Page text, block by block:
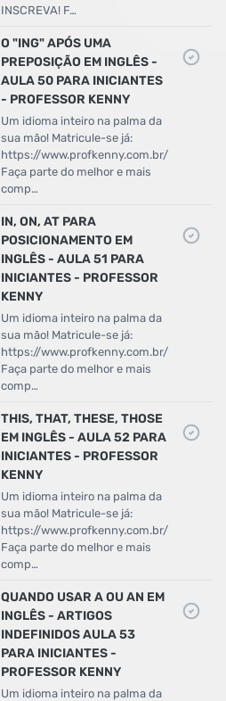
INSCREVA! F…
O "ING" APÓS UMA
PREPOSIÇÃO EM INGLÊS -
AULA 50 PARA INICIANTES
- PROFESSOR KENNY
Um idioma inteiro na palma da
sua mão! Matricule-se já:
https://www.profkenny.com.br/
Faça parte do melhor e mais
comp…
IN, ON, AT PARA
POSICIONAMENTO EM
INGLÊS - AULA 51 PARA
INICIANTES - PROFESSOR
KENNY
Um idioma inteiro na palma da
sua mão! Matricule-se já:
https://www.profkenny.com.br/
Faça parte do melhor e mais
comp…
THIS, THAT, THESE, THOSE
EM INGLÊS - AULA 52 PARA
INICIANTES - PROFESSOR
KENNY
Um idioma inteiro na palma da
sua mão! Matricule-se já:
https://www.profkenny.com.br/
Faça parte do melhor e mais
comp…
QUANDO USAR A OU AN EM
INGLÊS - ARTIGOS
INDEFINIDOS AULA 53
PARA INICIANTES -
PROFESSOR KENNY
Um idioma inteiro na palma da